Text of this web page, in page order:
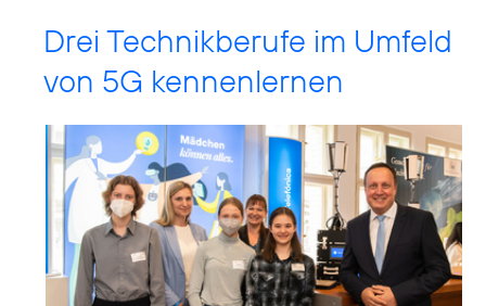
Drei Technikberufe im Umfeld
von 5G kennenlernen